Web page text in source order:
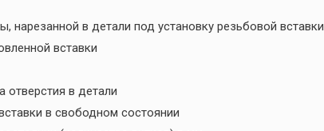
нарезанной в детали под установку резьбовой вставки
вставки
отверстия в детали
в свободном состоянии